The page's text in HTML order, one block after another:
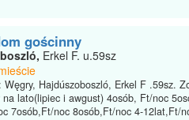
gościnny
Erkel F. u.59sz
Węgry, Hajdúszoboszló, Erkel F .59sz.
na lato(lipiec i awgust) 4osób, Ft/noc
7osób,Ft/noc 8osób,Ft/noc 4-12lat,Ft/